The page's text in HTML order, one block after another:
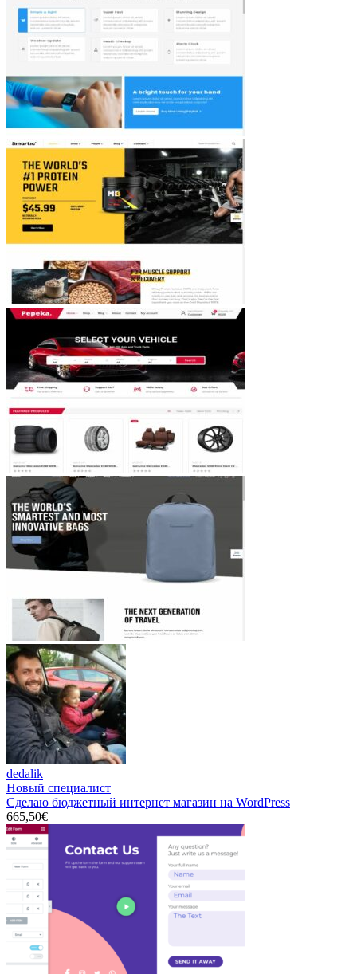
dedalik
Новый специалист
Сделаю бюджетный интернет магазин на WordPress
665,50€